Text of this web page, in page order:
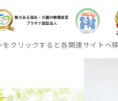
をクリックすると各関連サイトへ